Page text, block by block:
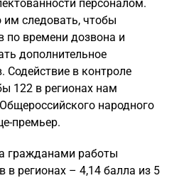
персоналом.
следовать, чтобы
времени дозвона и
дополнительное
Содействие в контроле
122 в регионах нам
народного
премьер.
гражданами работы
в регионах – 4,14 балла из 5